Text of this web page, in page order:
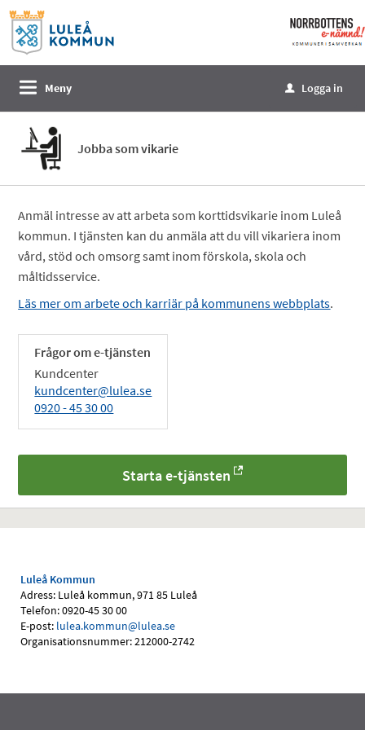
Välkommen
till
tjänster
Norrbottens
enämnd
Meny u Logga in
Jobba som vikarie
Anmäl intresse av att arbeta som korttidsvikarie inom Luleå
kommun. I tjänsten kan du anmäla att du vill vikariera inom
vård, stöd och omsorg samt inom förskola, skola och
måltidsservice.
Läs mer om arbete och karriär på kommunens webbplats.
Frågor om e-tjänsten
Kundcenter
kundcenter@lulea.se
0920 - 45 30 00
Starta e-tjänsten
Luleå Kommun
Adress: Luleå kommun, 971 85 Luleå
Telefon: 0920-45 30 00
E-post: lulea.kommun@lulea.se
Organisationsnummer: 212000-2742